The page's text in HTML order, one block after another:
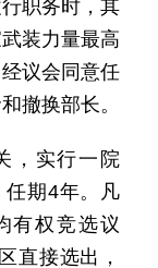
职务时，其
装力量最高
议会同意任
撤换部长。
，实行一院
任期4年。凡
有权竞选议
直接选出，